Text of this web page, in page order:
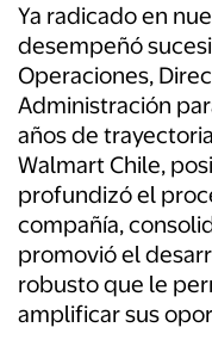
Ya radicado en
desempeñó
Operaciones,
Administración
años de
Walmart Chile,
profundizó el
compañía,
promovió el
robusto que le
amplificar sus